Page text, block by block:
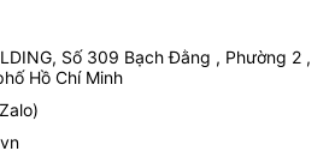
Số 309 Bạch Đằng , Phường 2 ,
Hồ Chí Minh